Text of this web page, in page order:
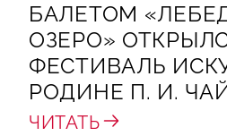
БАЛЕТОМ
ОЗЕРО»
ФЕСТИВАЛЬ
РОДИНЕ П. И.
ЧИТАТЬ